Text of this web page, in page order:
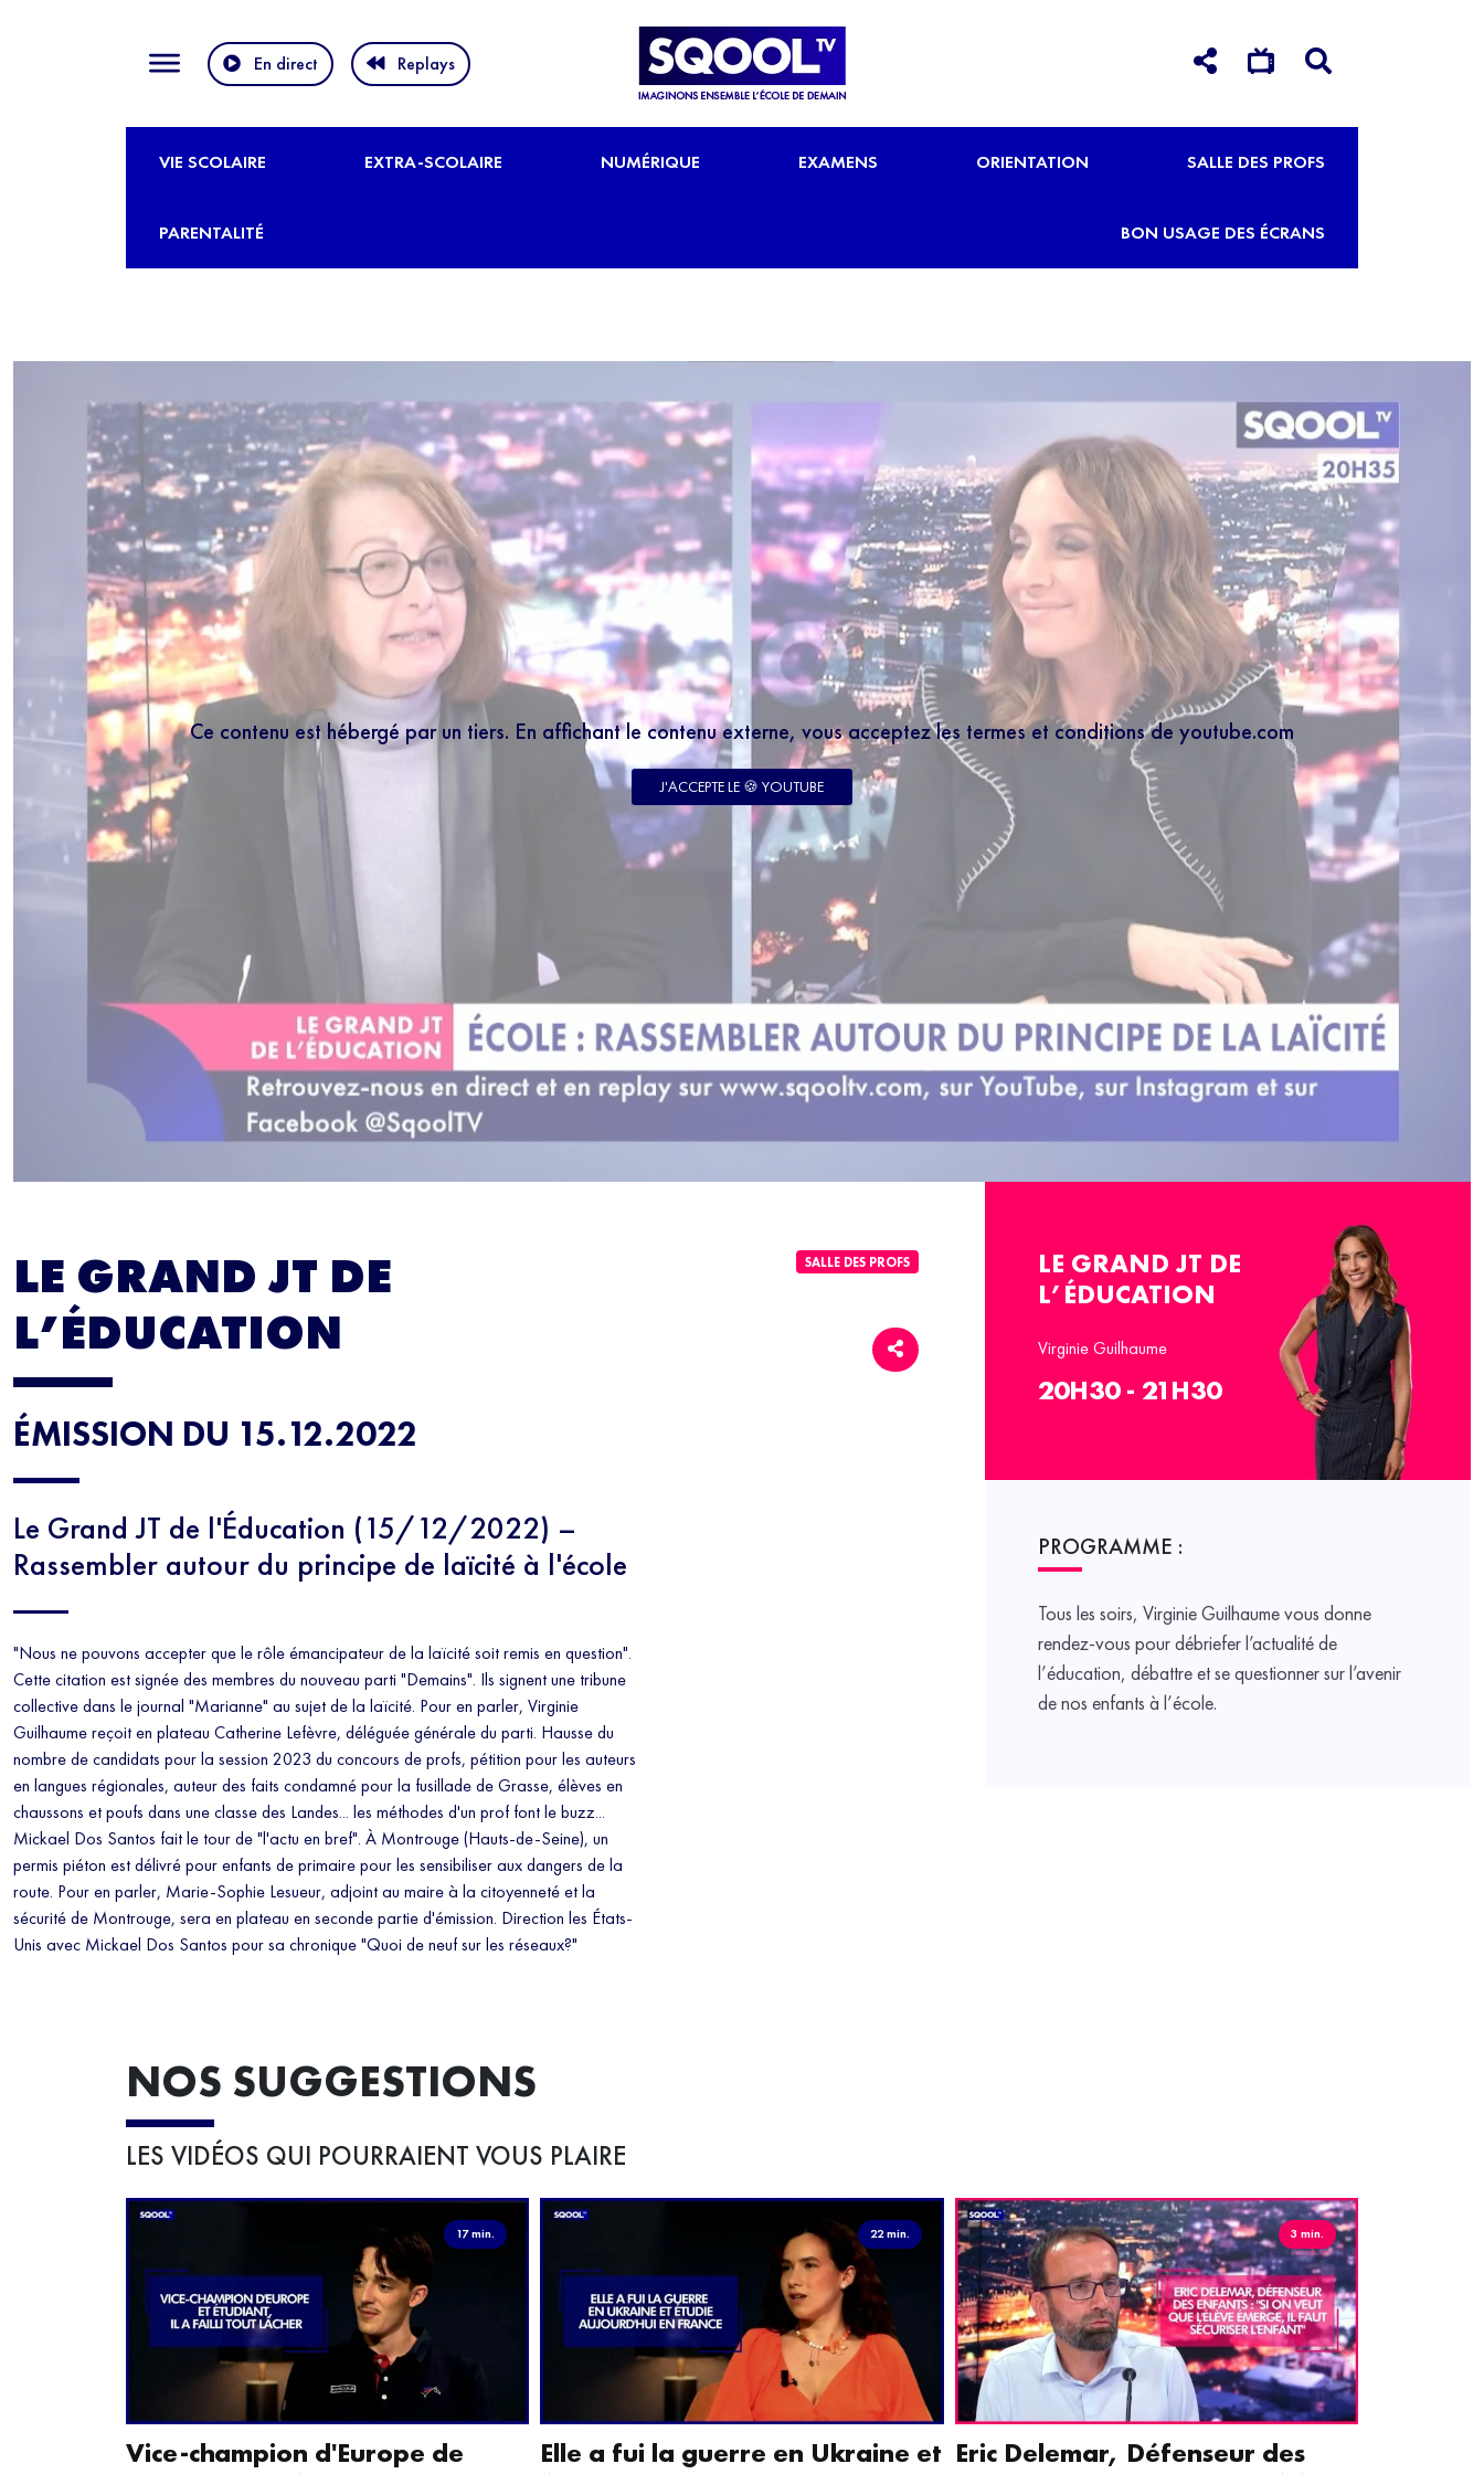
En direct Replays
VIE SCOLAIRE EXTRA-SCOLAIRE NUMÉRIQUE EXAMENS ORIENTATION SALLE DES PROFS
PARENTALITÉ BON USAGE DES ÉCRANS
Ce contenu est hébergé par un tiers. En affichant le contenu externe, vous acceptez les termes et conditions de youtube.com
J'ACCEPTE LE 🍪 YOUTUBE
LE GRAND JT DE
L’ÉDUCATION
ÉMISSION DU 15.12.2022
Le Grand JT de l'Éducation (15/12/2022) –
Rassembler autour du principe de laïcité à l'école
"Nous ne pouvons accepter que le rôle émancipateur de la laïcité soit remis en question".
Cette citation est signée des membres du nouveau parti "Demains". Ils signent une tribune
collective dans le journal "Marianne" au sujet de la laïcité. Pour en parler, Virginie
Guilhaume reçoit en plateau Catherine Lefèvre, déléguée générale du parti. Hausse du
nombre de candidats pour la session 2023 du concours de profs, pétition pour les auteurs
en langues régionales, auteur des faits condamné pour la fusillade de Grasse, élèves en
chaussons et poufs dans une classe des Landes... les méthodes d'un prof font le buzz...
Mickael Dos Santos fait le tour de "l'actu en bref". À Montrouge (Hauts-de-Seine), un
permis piéton est délivré pour enfants de primaire pour les sensibiliser aux dangers de la
route. Pour en parler, Marie-Sophie Lesueur, adjoint au maire à la citoyenneté et la
sécurité de Montrouge, sera en plateau en seconde partie d'émission. Direction les États-
Unis avec Mickael Dos Santos pour sa chronique "Quoi de neuf sur les réseaux?"
SALLE DES PROFS
LE GRAND JT DE
L’ÉDUCATION
Virginie Guilhaume
20H30 - 21H30
PROGRAMME :
Tous les soirs, Virginie Guilhaume vous donne
rendez-vous pour débriefer l’actualité de
l’éducation, débattre et se questionner sur l’avenir
de nos enfants à l’école.
NOS SUGGESTIONS
LES VIDÉOS QUI POURRAIENT VOUS PLAIRE
17 min.
Vice-champion d'Europe de
22 min.
Elle a fui la guerre en Ukraine et
3 min.
Eric Delemar, Défenseur des